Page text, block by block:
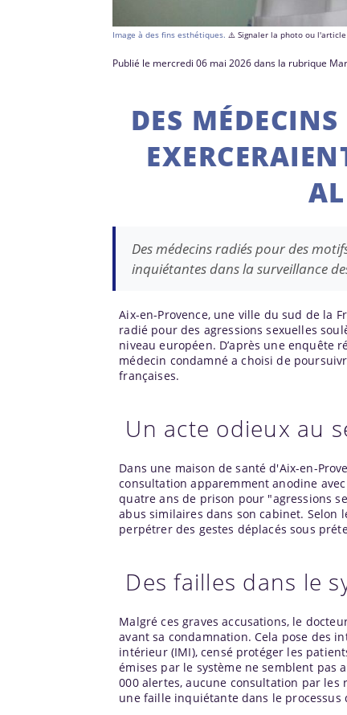
Image à des fins esthétiques.⚠️ Signaler la photo ou
Publié le mercredi 06 mai 2026 dans la rubrique
DES
Des médecins radiés pour des
inquiétantes dans la surveillance
Aix-en-Provence, une ville du sud de la
radié pour des agressions sexuelles
niveau européen. D’après une enquête
médecin condamné a choisi de
françaises.
Un acte odieux au
Dans une maison de santé d'Aix-en-
consultation apparemment anodine
quatre ans de prison pour "agressions
abus similaires dans son cabinet.
perpétrer des gestes déplacés sous
Des failles dans le
Malgré ces graves accusations, le
avant sa condamnation. Cela pose des
intérieur (IMI), censé protéger les
émises par le système ne semblent pas
000 alertes, aucune consultation par
une faille inquiétante dans le processus